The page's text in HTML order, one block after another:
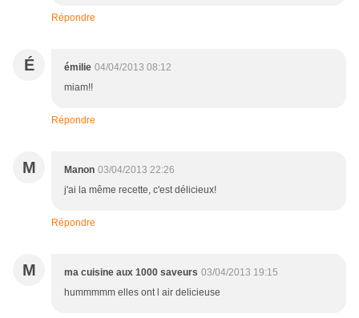
Répondre
É émilie 04/04/2013 08:12
miam!!
Répondre
M Manon 03/04/2013 22:26
j'ai la même recette, c'est délicieux!
Répondre
M ma cuisine aux 1000 saveurs 03/04/2013 19:15
hummmmm elles ont l air delicieuse